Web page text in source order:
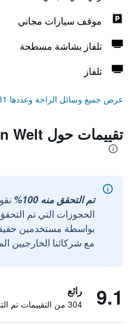
موقف سيارات مجاني
تلفاز بشاشة مسطحة
تلفاز
عرض جميع وسائل الراحة وعددها 81
تقييمات حول Hotel Sole Felsen Welt
تم التحقق منه 100%
الحجوزات التي تم
مع شركائنا الخارجيين
9.1 رائع
304 من التقييمات تم التحقق منها